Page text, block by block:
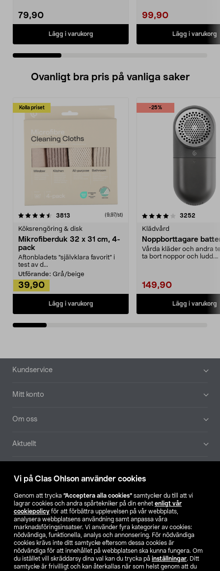
Vi på Clas Ohlson använder cookies
Genom att trycka ”Acceptera alla cookies” samtycker du till att vi
lagrar cookies och andra spårtekniker på din enhet enligt vår
cookiepolicy för att förbättra upplevelsen på vår webbplats,
analysera webbplatsens användning samt anpassa våra
marknadsföringsinsatser. Vi använder fyra kategorier av cookies:
nödvändiga, funktionella, analys och annonsering. För nödvändiga
cookies krävs inte ditt samtycke eftersom dessa cookies är
nödvändiga för att innehållet på webbplatsen ska kunna fungera. Om
du istället vill skräddarsy dina val kan du trycka på inställningar. Ditt
samtycke är frivilligt och kan återkallas när som helst genom att du
79,90
Lägg i varukorg
99,90
Lägg i varukorg
Ovanligt bra pris på vanliga saker
Kolla priset
3813 (9,97/st)
Köksrengöring & disk
Mikrofiberduk 32 x 31 cm, 4-
pack
Aftonbladets "självklara favorit” i
test av d...
Utförande: Grå/beige
39,90
Lägg i varukorg
-25%
4.0av 5 stjärnor 3252
Klädvård
Noppborttagare
Vårda kläder och andra
ta bort noppor och ludd.
149,90
Lägg i varukorg
4.5av 5 stjärnor
Sidfot
Kundservice
Mitt konto
Om oss
Aktuellt
Hitta butik
SE NO FI